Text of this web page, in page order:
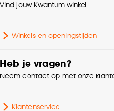
Vind jouw Kwantum winkel
Winkels en openingstijden
Heb je vragen?
Neem contact op met onze
Klantenservice